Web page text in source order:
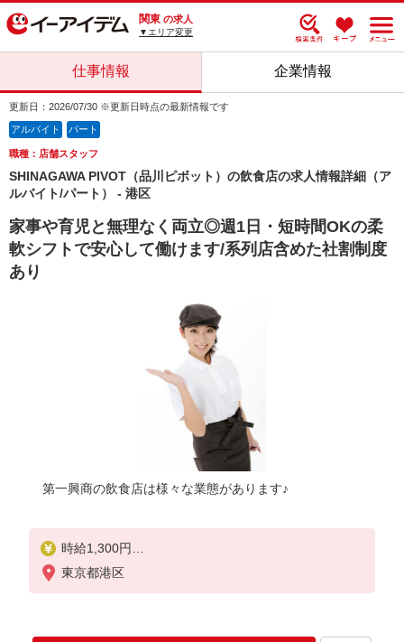
関東 の求人
▼エリア変更
仕事情報 企業情報
更新日：2026/07/30 ※更新日時点の最新情報です
アルバイト パート
職種：店舗スタッフ
SHINAGAWA PIVOT（品川ピボット）の飲食店の求人情報詳細（ア
ルバイト/パート） - 港区
家事や育児と無理なく両立◎週1日・短時間OKの柔
軟シフトで安心して働けます/系列店含めた社割制度
あり
第一興商の飲食店は様々な業態があります♪
時給1,300円
※給与幅は経験・能力による
東京都港区